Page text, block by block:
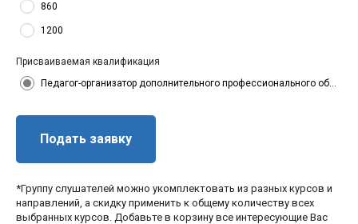
860
1200
Присваиваемая квалификация
Педагог-организатор дополнительного профессионального образования
Подать заявку
*Группу слушателей можно укомплектовать из разных курсов и
направлений, а скидку применить к общему количеству всех
выбранных курсов. Добавьте в корзину все интересующие Вас